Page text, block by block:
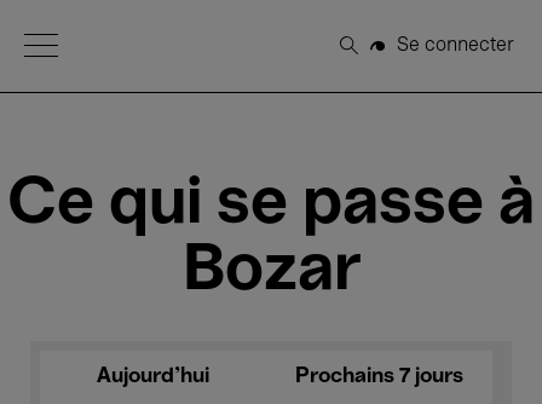
Open Menu
Rechercher
Se connecter
Ce qui se passe à
Bozar
Aujourd'hui Prochains 7 jours